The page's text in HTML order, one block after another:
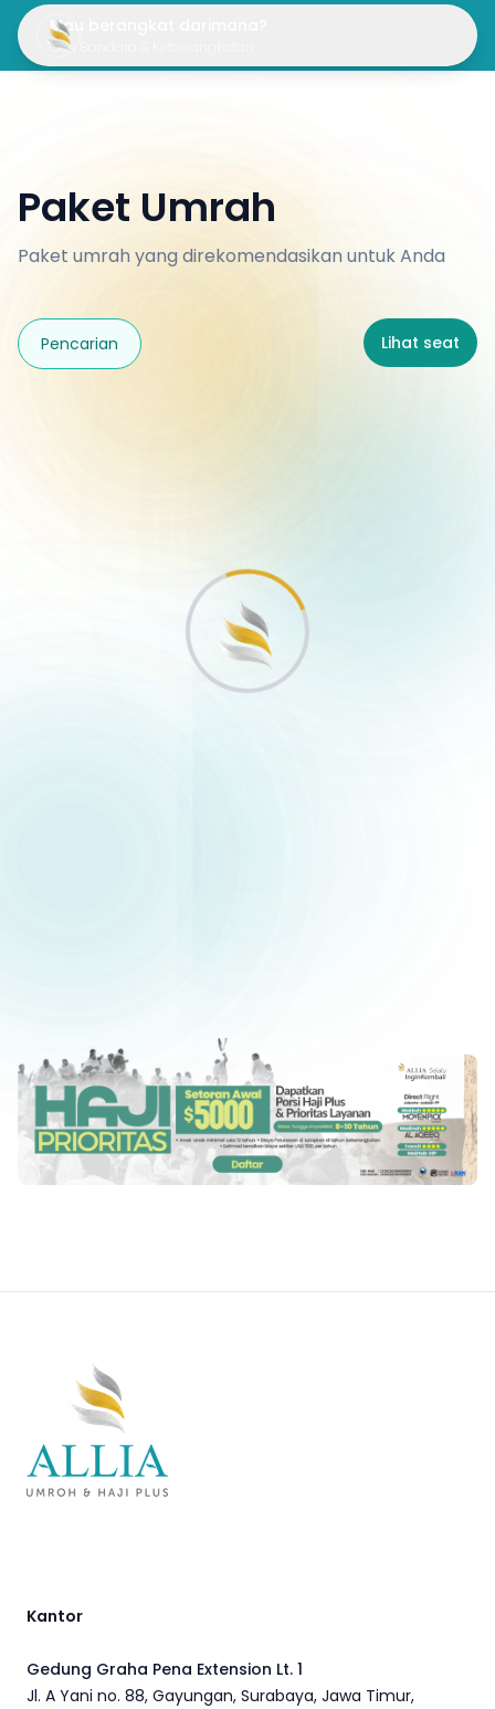
Mau berangkat darimana?
Cari Bandara & Keberangkatan
Paket Umrah
Paket umrah yang direkomendasikan untuk Anda
Pencarian Lihat seat
Kantor
Gedung Graha Pena Extension Lt. 1
Jl. A Yani no. 88, Gayungan, Surabaya, Jawa Timur,